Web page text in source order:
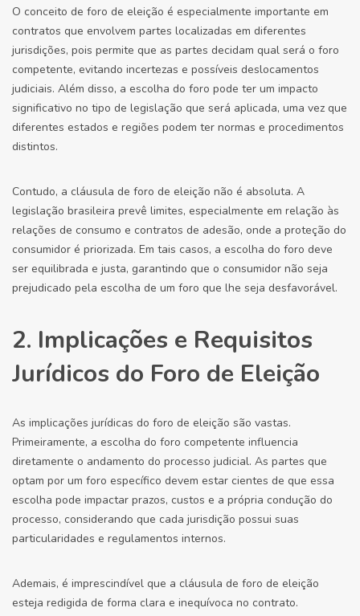
O conceito de foro de eleição é especialmente importante em
contratos que envolvem partes localizadas em diferentes
jurisdições, pois permite que as partes decidam qual será o foro
competente, evitando incertezas e possíveis deslocamentos
judiciais. Além disso, a escolha do foro pode ter um impacto
significativo no tipo de legislação que será aplicada, uma vez que
diferentes estados e regiões podem ter normas e procedimentos
distintos.
Contudo, a cláusula de foro de eleição não é absoluta. A
legislação brasileira prevê limites, especialmente em relação às
relações de consumo e contratos de adesão, onde a proteção do
consumidor é priorizada. Em tais casos, a escolha do foro deve
ser equilibrada e justa, garantindo que o consumidor não seja
prejudicado pela escolha de um foro que lhe seja desfavorável.
2. Implicações e Requisitos
Jurídicos do Foro de Eleição
As implicações jurídicas do foro de eleição são vastas.
Primeiramente, a escolha do foro competente influencia
diretamente o andamento do processo judicial. As partes que
optam por um foro específico devem estar cientes de que essa
escolha pode impactar prazos, custos e a própria condução do
processo, considerando que cada jurisdição possui suas
particularidades e regulamentos internos.
Ademais, é imprescindível que a cláusula de foro de eleição
esteja redigida de forma clara e inequívoca no contrato.